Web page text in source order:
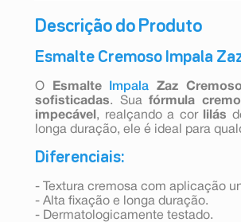
Descrição do Produto
Esmalte Cremoso Impala
O Esmalte ImpalaZaz Cremoso
sofisticadas. Suafórmula
impecável , realçando a corlilás
longa duração, ele é ideal para
Diferenciais:
- Textura cremosa com aplicação
- Alta fixação e longa duração.
- Dermatologicamente testado.